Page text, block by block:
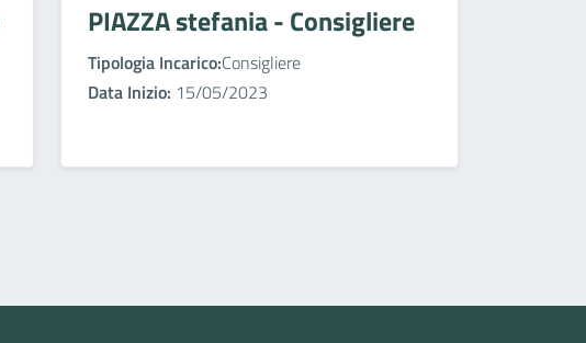
PIAZZA stefania - Consigliere
Tipologia Incarico:Consigliere
Data Inizio: 15/05/2023